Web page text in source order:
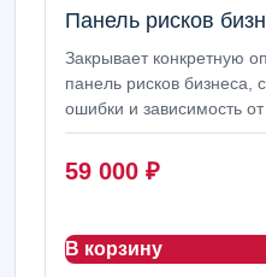
Панель рисков
Закрывает конкретную
панель рисков бизнеса,
ошибки и зависимость
59 000 ₽
В корзину